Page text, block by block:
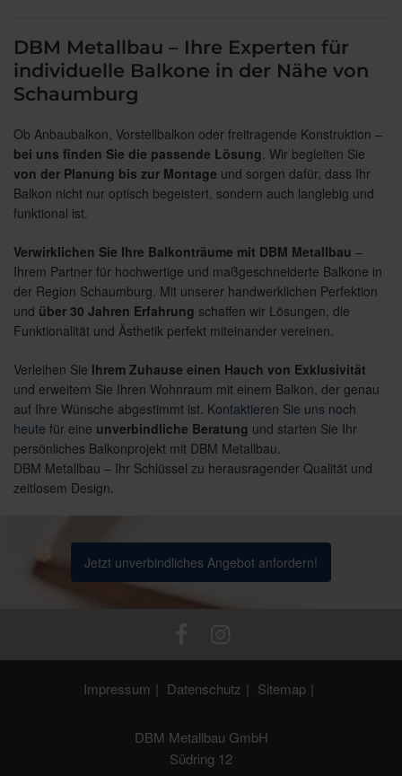
DBM Metallbau – Ihre Experten für
individuelle Balkone in der Nähe von
Schaumburg
Ob Anbaubalkon, Vorstellbalkon oder freitragende Konstruktion –
bei uns finden Sie die passende Lösung. Wir begleiten Sie
von der Planung bis zur Montage und sorgen dafür, dass Ihr
Balkon nicht nur optisch begeistert, sondern auch langlebig und
funktional ist.
Verwirklichen Sie Ihre Balkonträume mit DBM Metallbau –
Ihrem Partner für hochwertige und maßgeschneiderte Balkone in
der Region Schaumburg. Mit unserer handwerklichen Perfektion
und über 30 Jahren Erfahrung schaffen wir Lösungen, die
Funktionalität und Ästhetik perfekt miteinander vereinen.
Verleihen Sie Ihrem Zuhause einen Hauch von Exklusivität
und erweitern Sie Ihren Wohnraum mit einem Balkon, der genau
auf Ihre Wünsche abgestimmt ist. Kontaktieren Sie uns noch
heute für eine unverbindliche Beratung und starten Sie Ihr
persönliches Balkonprojekt mit DBM Metallbau.
DBM Metallbau – Ihr Schlüssel zu herausragender Qualität und
zeitlosem Design.
Jetzt unverbindliches Angebot anfordern!
Impressum Datenschutz Sitemap
DBM Metallbau GmbH
Südring 12